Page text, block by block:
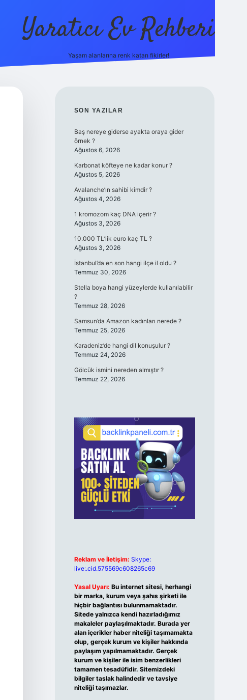
Yaratıcı Ev Rehberi
Yaşam alanlarına renk katan fikirler!
SIDEBAR
SON YAZILAR
Baş nereye giderse ayakta oraya gider
örnek ?
Ağustos 6, 2026
Karbonat köfteye ne kadar konur ?
Ağustos 5, 2026
Avalanche’ın sahibi kimdir ?
Ağustos 4, 2026
1 kromozom kaç DNA içerir ?
Ağustos 3, 2026
10.000 TL’lik euro kaç TL ?
Ağustos 3, 2026
İstanbul’da en son hangi ilçe il oldu ?
Temmuz 30, 2026
Stella boya hangi yüzeylerde kullanılabilir
?
Temmuz 28, 2026
Samsun’da Amazon kadınları nerede ?
Temmuz 25, 2026
Karadeniz’de hangi dil konuşulur ?
Temmuz 24, 2026
Gölcük ismini nereden almıştır ?
Temmuz 22, 2026
Reklam ve İletişim: Skype:
live:.cid.575569c608265c69
Yasal Uyarı: Bu internet sitesi, herhangi
bir marka, kurum veya şahıs şirketi ile
hiçbir bağlantısı bulunmamaktadır.
Sitede yalnızca kendi hazırladığımız
makaleler paylaşılmaktadır. Burada yer
alan içerikler haber niteliği taşımamakta
olup, gerçek kurum ve kişiler hakkında
paylaşım yapılmamaktadır. Gerçek
kurum ve kişiler ile isim benzerlikleri
tamamen tesadüfidir. Sitemizdeki
bilgiler taslak halindedir ve tavsiye
niteliği taşımazlar.